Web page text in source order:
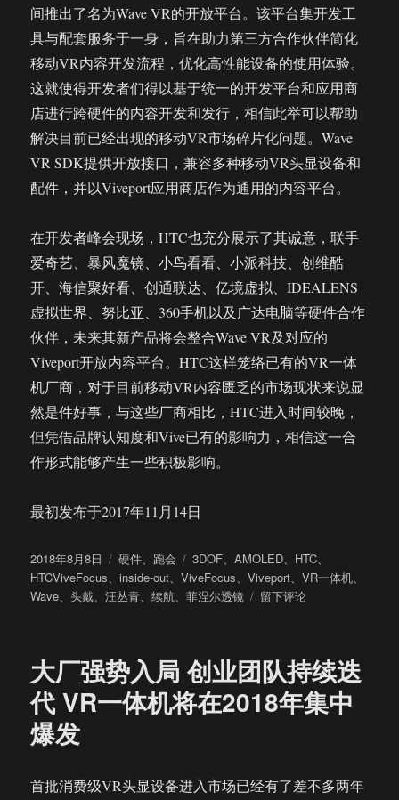
间推出了名为Wave VR的开放平台。该平台集开发工
具与配套服务于一身，旨在助力第三方合作伙伴简化
移动VR内容开发流程，优化高性能设备的使用体验。
这就使得开发者们得以基于统一的开发平台和应用商
店进行跨硬件的内容开发和发行，相信此举可以帮助
解决目前已经出现的移动VR市场碎片化问题。Wave
VR SDK提供开放接口，兼容多种移动VR头显设备和
配件，并以Viveport应用商店作为通用的内容平台。
在开发者峰会现场，HTC也充分展示了其诚意，联手
爱奇艺、暴风魔镜、小鸟看看、小派科技、创维酷
开、海信聚好看、创通联达、亿境虚拟、IDEALENS
虚拟世界、努比亚、360手机以及广达电脑等硬件合作
伙伴，未来其新产品将会整合Wave VR及对应的
Viveport开放内容平台。HTC这样笼络已有的VR一体
机厂商，对于目前移动VR内容匮乏的市场现状来说显
然是件好事，与这些厂商相比，HTC进入时间较晚，
但凭借品牌认知度和Vive已有的影响力，相信这一合
作形式能够产生一些积极影响。
最初发布于2017年11月14日
发
布
于
2018年8月8日
分
类
硬件、 跑会
标
签
3DOF、AMOLED、 HTC、
HTCViveFocus、inside-out、ViveFocus、Viveport、VR一体机、
Wave、头戴、汪丛青、续航、菲涅尔透镜
于
验
了
HTC
体
留下评论
大厂强势入局 创业团队持续迭
代 VR一体机将在2018年集中
爆发
首批消费级VR头显设备进入市场已经有了差不多两年